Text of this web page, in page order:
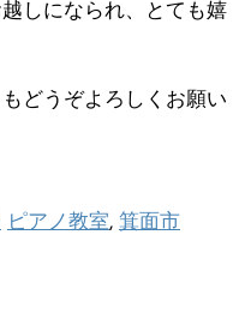
しになられ、とても嬉
どうぞよろしくお願い
ピアノ教室, 箕面市